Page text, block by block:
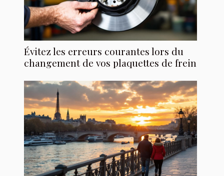
Évitez les erreurs courantes lors du
changement de vos plaquettes de frein